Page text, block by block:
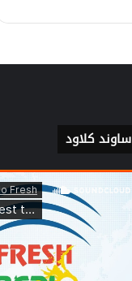
ساوند كلاود